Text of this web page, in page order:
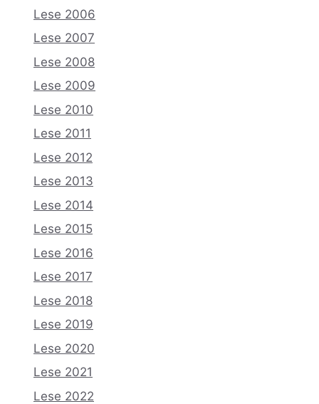
Lese 2006
Lese 2007
Lese 2008
Lese 2009
Lese 2010
Lese 2011
Lese 2012
Lese 2013
Lese 2014
Lese 2015
Lese 2016
Lese 2017
Lese 2018
Lese 2019
Lese 2020
Lese 2021
Lese 2022